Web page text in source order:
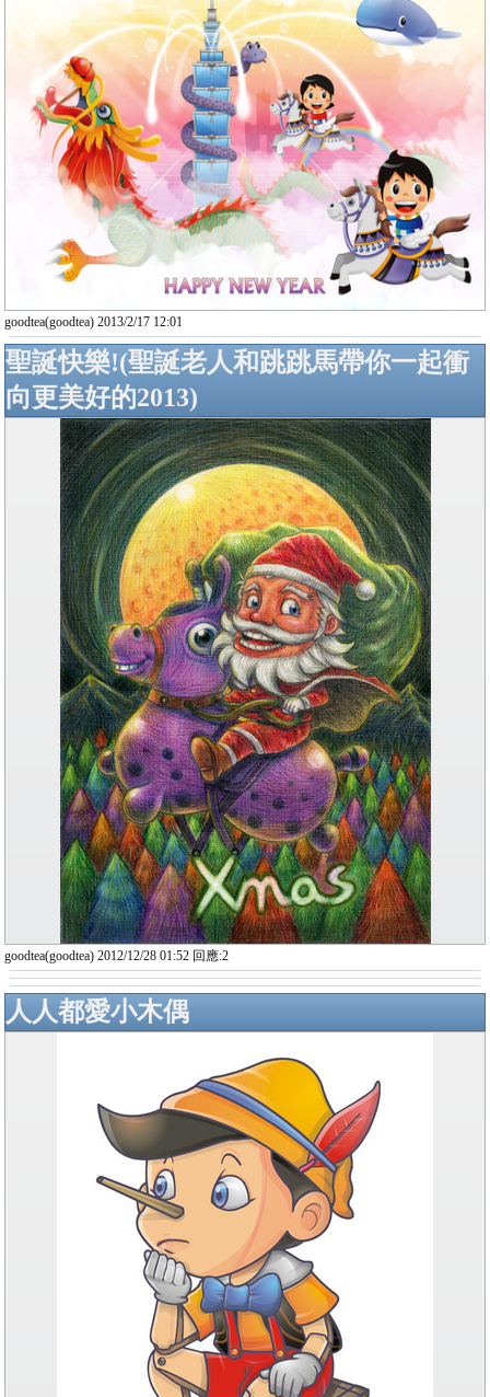
goodtea(goodtea) 2013/2/17 12:01
聖誕快樂!(聖誕老人和跳跳馬帶你一起衝
向更美好的2013)
goodtea(goodtea) 2012/12/28 01:52 回應:2
人人都愛小木偶